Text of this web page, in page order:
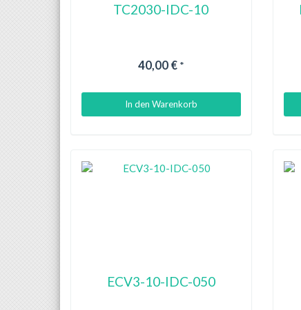
TC2030-IDC-10
40,00 €*
In den Warenkorb
ECV3-10-IDC-050